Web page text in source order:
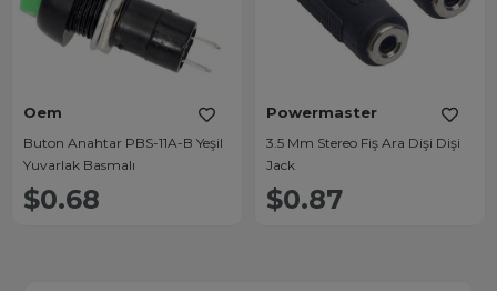
Oem
Buton Anahtar PBS-11A-B Yeşil
Yuvarlak Basmalı
$0.68
Powermaster
3.5 Mm Stereo Fiş Ara Dişi Dişi
Jack
$0.87